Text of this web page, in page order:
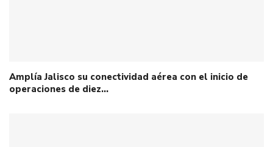
Amplía Jalisco su conectividad aérea con el inicio de
operaciones de diez…